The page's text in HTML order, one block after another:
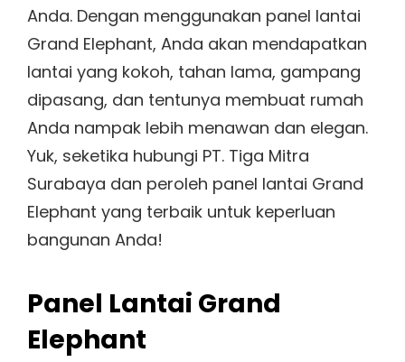
Anda. Dengan menggunakan panel lantai
Grand Elephant, Anda akan mendapatkan
lantai yang kokoh, tahan lama, gampang
dipasang, dan tentunya membuat rumah
Anda nampak lebih menawan dan elegan.
Yuk, seketika hubungi PT. Tiga Mitra
Surabaya dan peroleh panel lantai Grand
Elephant yang terbaik untuk keperluan
bangunan Anda!
Panel Lantai Grand
Elephant